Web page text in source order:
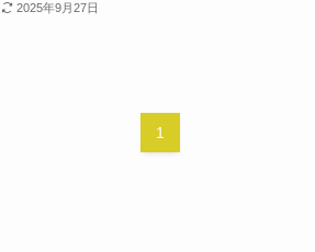
2025年9月27日
1